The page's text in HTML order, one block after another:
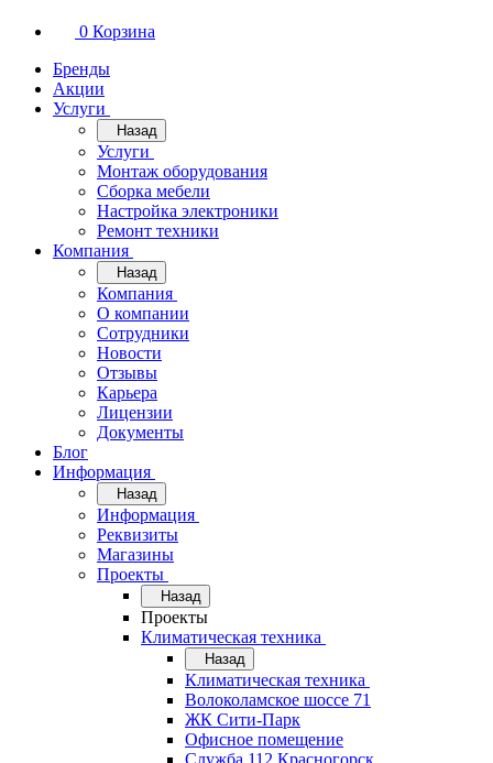
0 Корзина
Бренды
Акции
Услуги
Назад
Услуги
Монтаж оборудования
Сборка мебели
Настройка электроники
Ремонт техники
Компания
Назад
Компания
О компании
Сотрудники
Новости
Отзывы
Карьера
Лицензии
Документы
Блог
Информация
Назад
Информация
Реквизиты
Магазины
Проекты
Назад
Проекты
Климатическая техника
Назад
Климатическая техника
Волоколамское шоссе 71
ЖК Сити-Парк
Офисное помещение
Служба 112 Красногорск